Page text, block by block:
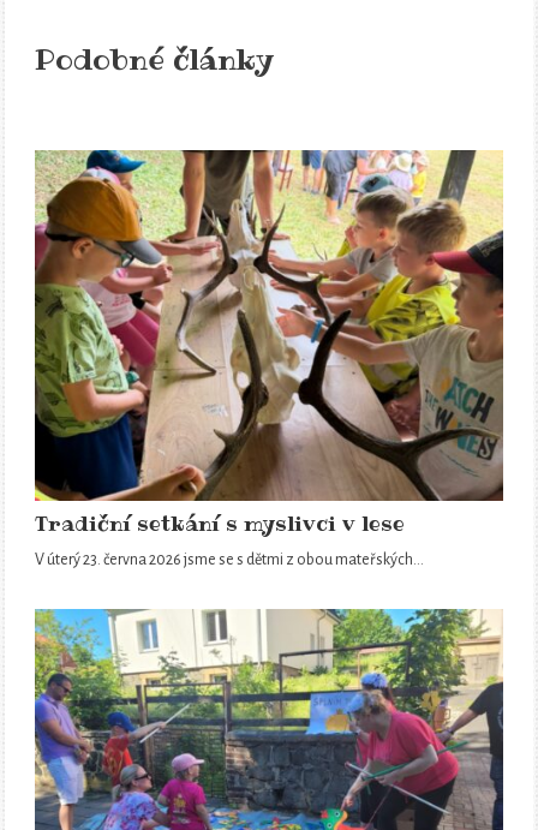
Podobné články
Tradiční setkání s myslivci v lese
V úterý 23. června 2026 jsme se s dětmi z obou mateřských…